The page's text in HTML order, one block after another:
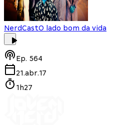
NerdCastO lado bom da vida
Ep. 564
21.abr.17
1h27